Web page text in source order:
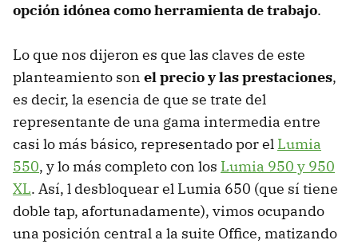
opción idónea como herramienta de trabajo.
Lo que nos dijeron es que las claves de este
planteamiento son el precio y las prestaciones,
es decir, la esencia de que se trate del
representante de una gama intermedia entre
casi lo más básico, representado por el Lumia
550, y lo más completo con los Lumia 950 y 950
XL. Así, l desbloquear el Lumia 650 (que sí tiene
doble tap, afortunadamente), vimos ocupando
una posición central a la suite Office, matizando